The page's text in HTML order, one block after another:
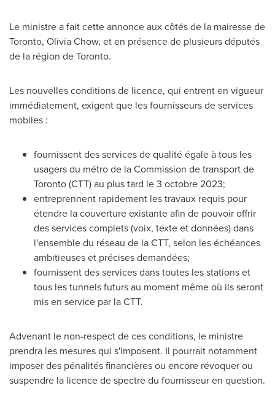
Le ministre a fait cette annonce aux côtés de la mairesse de
Toronto, Olivia Chow, et en présence de plusieurs députés
de la région deToronto.
Les nouvelles conditions de licence, qui entrent en vigueur
immédiatement, exigent que les fournisseurs de services
mobiles :
fournissent des services de qualité égale à tous les
usagers du métro de la Commission de transport de
Toronto(CTT) au plus tard le 3 octobre 2023;
entreprennent rapidement les travaux requis pour
étendre la couverture existante afin de pouvoir offrir
des services complets (voix, texte et données) dans
l'ensemble du réseau de la CTT, selon les échéances
ambitieuses et précises demandées;
fournissent des services dans toutes les stations et
tous les tunnels futurs au moment même où ils seront
mis en service par la CTT.
Advenant le non-respect de ces conditions, le ministre
prendra les mesures qui s'imposent. Il pourrait notamment
imposer des pénalités financières ou encore révoquer ou
suspendre la licence de spectre du fournisseur en question.